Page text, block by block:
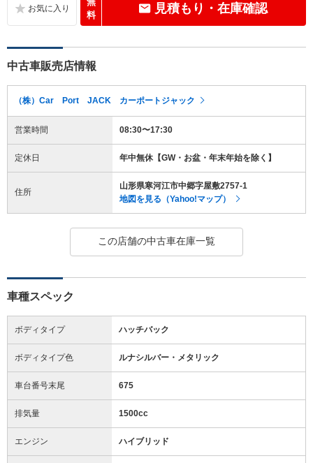
料
見積もり・在庫確認
中古車販売店情報
（株）Car Port JACK カーポートジャック
営業時間 08:30〜17:30
定休日 年中無休【GW・お盆・年末年始を除く】
住所
山形県寒河江市中郷字屋敷2757-1
地図を見る（Yahoo!マップ）
この店舗の中古車在庫一覧
車種スペック
ボディタイプ ハッチバック
ボディタイプ色 ルナシルバー・メタリック
車台番号末尾 675
排気量 1500cc
エンジン ハイブリッド